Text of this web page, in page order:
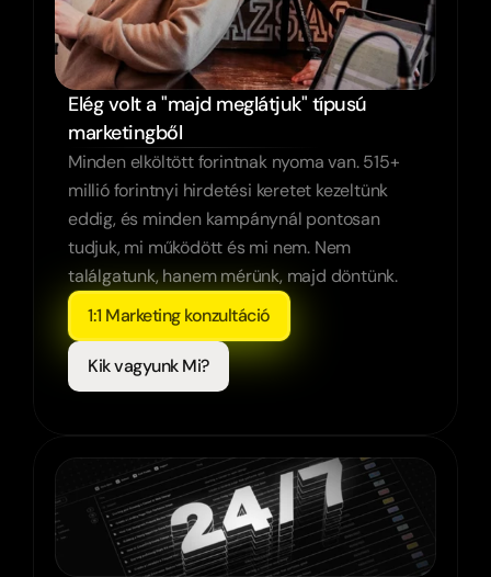
Elég volt a "majd meglátjuk" típusú
marketingből
Minden elköltött forintnak nyoma van. 515+
millió forintnyi hirdetési keretet kezeltünk
eddig, és minden kampánynál pontosan
tudjuk, mi működött és mi nem. Nem
találgatunk, hanem mérünk, majd döntünk.
1:1 Marketing konzultáció
Kik vagyunk Mi?